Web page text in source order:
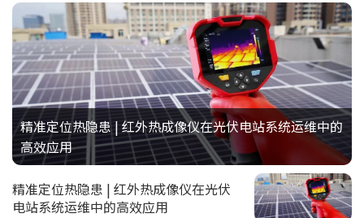
精准定位热隐患 | 红外热成像仪在光伏电站系统运维中的
高效应用
精准定位热隐患 | 红外热成像仪在光伏
电站系统运维中的高效应用